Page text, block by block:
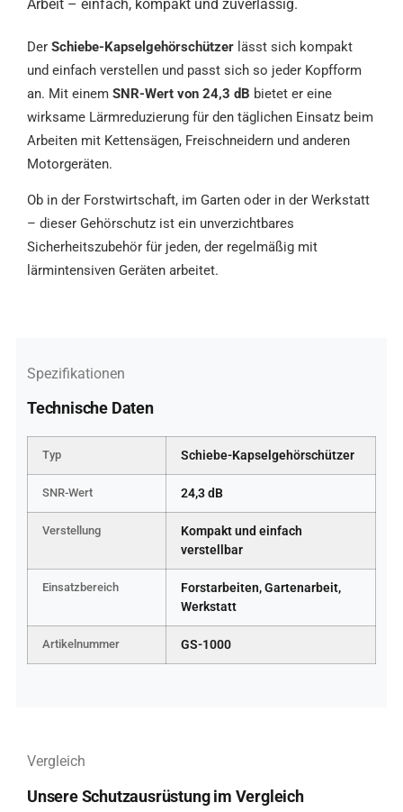
Arbeit – einfach, kompakt und zuverlässig.
Der Schiebe-Kapselgehörschützer lässt sich kompakt
und einfach verstellen und passt sich so jeder Kopfform
an. Mit einem SNR-Wert von 24,3 dB bietet er eine
wirksame Lärmreduzierung für den täglichen Einsatz beim
Arbeiten mit Kettensägen, Freischneidern und anderen
Motorgeräten.
Ob in der Forstwirtschaft, im Garten oder in der Werkstatt
– dieser Gehörschutz ist ein unverzichtbares
Sicherheitszubehör für jeden, der regelmäßig mit
lärmintensiven Geräten arbeitet.
Spezifikationen
Technische Daten
Typ Schiebe-Kapselgehörschützer
SNR-Wert 24,3 dB
Verstellung
Kompakt und einfach
verstellbar
Einsatzbereich
Forstarbeiten, Gartenarbeit,
Werkstatt
Artikelnummer GS-1000
Vergleich
Unsere Schutzausrüstung im Vergleich